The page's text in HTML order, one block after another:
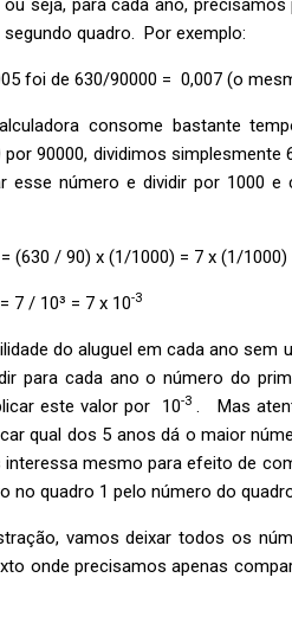
seja, para cada ano,
quadro. Por exemplo:
foi de 630/90000 = 0,007 (o
consome bastante
90000, dividimos simplesmente
esse número e dividir por 1000
(630 / 90) x (1/1000) = 7 x (1/1000)
7 / 10³ = 7 x 10-3
do aluguel em cada ano sem
para cada ano o número do
este valor por 10-3. Mas
qual dos 5 anos dá o maior
interessa mesmo para efeito de
no quadro 1 pelo número do
vamos deixar todos os
onde precisamos apenas